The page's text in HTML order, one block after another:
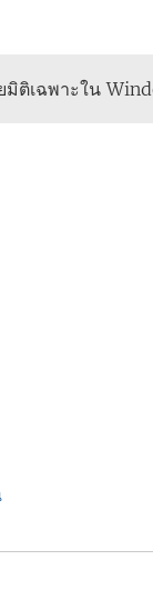
ติเฉพาะใน